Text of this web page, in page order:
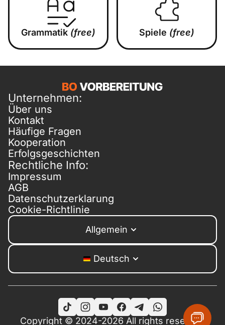
Grammatik (free) Spiele (free)
Unternehmen:
Über uns
Kontakt
Häufige Fragen
Kooperation
Erfolgsgeschichten
Rechtliche Info:
Impressum
AGB
Datenschutzerklarung
Cookie-Richtlinie
Allgemein
Deutsch
Copyright © 2024-2026 All rights reserved